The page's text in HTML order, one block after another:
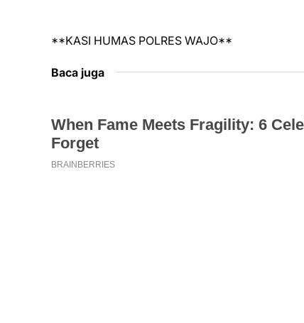
**KASI HUMAS POLRES WAJO**
Baca juga